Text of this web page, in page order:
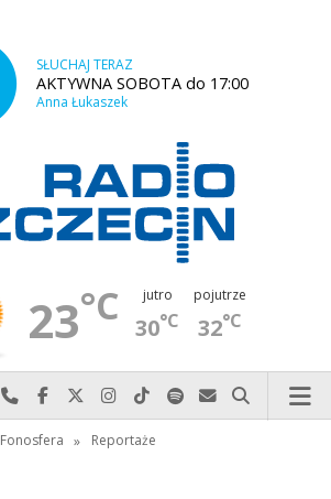
SŁUCHAJ TERAZ
AKTYWNA SOBOTA do 17:00
Anna Łukaszek
23°C jutro
30°C
pojutrze
32°C
Najlepiej po prostu do nas zadzwoń
Odwiedź nas na Facebook-u
Odwiedź nas na X
Odwiedź nas na Instagram-ie
Odwiedź nas na TikTok-u
Szukaj nas na Spotify
Wyślij do nas
Szukaj
Fonosfera » Reportaże